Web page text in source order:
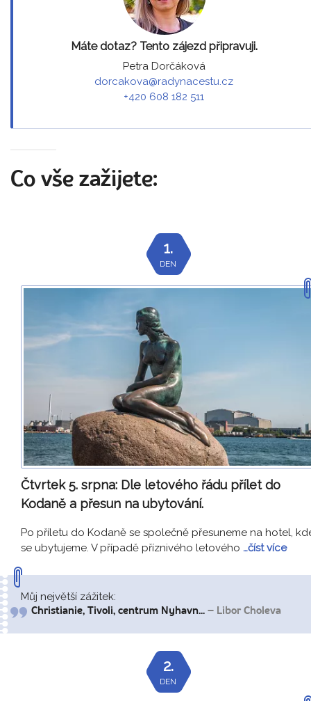
Máte dotaz? Tento zájezd připravuji.
Petra Dorčáková
dorcakova@radynacestu.cz
+420 608 182 511
Co vše zažijete:
1.
DEN
Čtvrtek 5. srpna: Dle letového řádu přílet do
Kodaně a přesun na ubytování.
Po příletu do Kodaně se společně přesuneme na hotel,
se ubytujeme. V případě příznivého letového …číst více
Můj největší zážitek:
Christianie, Tivoli, centrum Nyhavn... – Libor Choleva
2.
DEN